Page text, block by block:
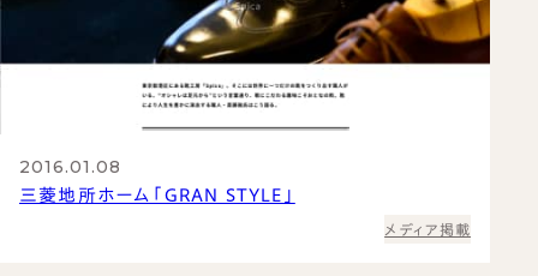
2016.01.08
三菱地所ホーム「GRAN STYLE」
メディア掲載